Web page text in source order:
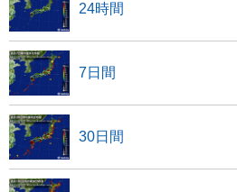
24時間
7日間
30日間